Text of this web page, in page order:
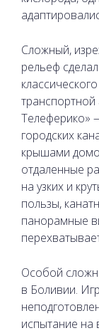
Сложный,
рельеф
Телеферико»
городских
крышами
отдаленные
на узких и
пользы,
панорамные
Особой
в Боливии.
испытание на